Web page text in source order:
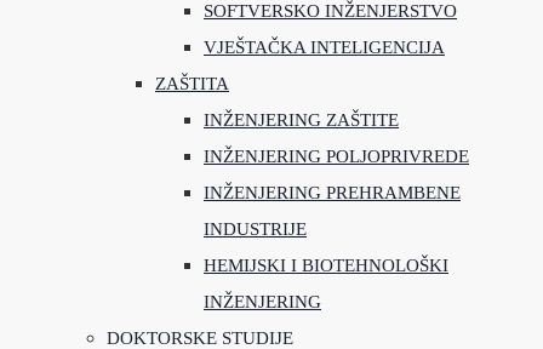
SOFTVERSKO INŽENJERSTVO
VJEŠTAČKA INTELIGENCIJA
ZAŠTITA
INŽENJERING ZAŠTITE
INŽENJERING POLJOPRIVREDE
INŽENJERING PREHRAMBENE
INDUSTRIJE
HEMIJSKI I BIOTEHNOLOŠKI
INŽENJERING
DOKTORSKE STUDIJE